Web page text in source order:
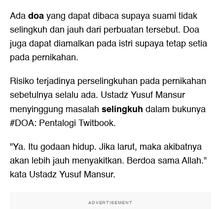
Adadoayang dapat dibaca supaya suami tidak
selingkuh dan jauh dari perbuatan tersebut. Doa
juga dapat diamalkan pada istri supaya tetap setia
pada pernikahan.
Risiko terjadinya perselingkuhan pada pernikahan
sebetulnya selalu ada. Ustadz Yusuf Mansur
menyinggung masalah selingkuh dalam bukunya
#DOA: Pentalogi Twitbook.
"Ya. Itu godaan hidup. Jika larut, maka akibatnya
akan lebih jauh menyakitkan. Berdoa sama Allah."
kata Ustadz Yusuf Mansur.
ADVERTISEMENT